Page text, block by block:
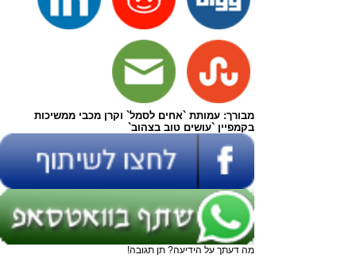
מבורך: עמותת `אחים לסמל` וקרן מכבי ממשיכות
בקמפיין `עושים טוב בצהוב`
מה דעתך על הידיעה? תן תגובה!